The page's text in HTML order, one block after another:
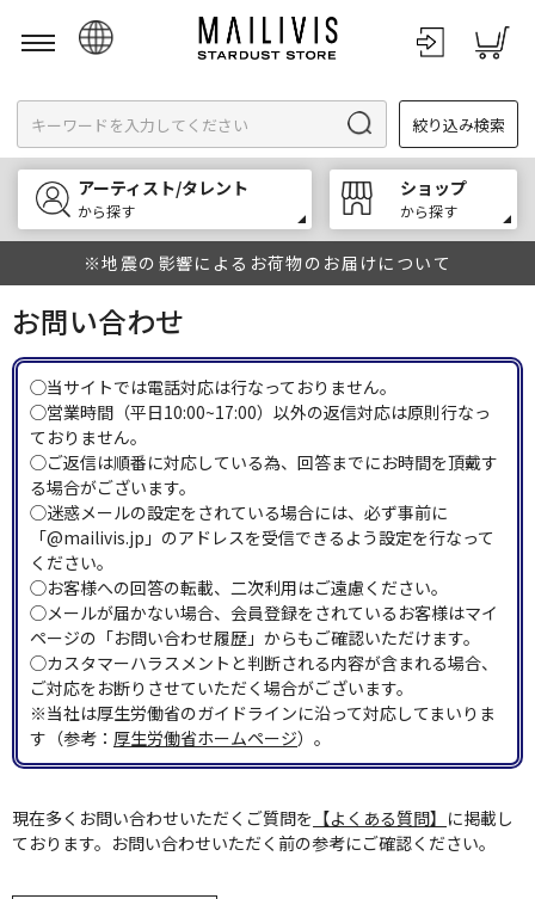
English
한국어
中文
絞り込み検索
アーティスト/タレント
から探す
ショップ
から探す
※地震の影響によるお荷物のお届けについて
お問い合わせ
◯当サイトでは電話対応は行なっておりません。
◯営業時間（平日10:00~17:00）以外の返信対応は原則行なっ
ておりません。
◯ご返信は順番に対応している為、回答までにお時間を頂戴す
る場合がございます。
◯迷惑メールの設定をされている場合には、必ず事前に
「@mailivis.jp」のアドレスを受信できるよう設定を行なって
ください。
◯お客様への回答の転載、二次利用はご遠慮ください。
◯メールが届かない場合、会員登録をされているお客様はマイ
ページの「お問い合わせ履歴」からもご確認いただけます。
◯カスタマーハラスメントと判断される内容が含まれる場合、
ご対応をお断りさせていただく場合がございます。
※当社は厚生労働省のガイドラインに沿って対応してまいりま
す（参考： 厚生労働省ホームページ）。
現在多くお問い合わせいただくご質問を 【よくある質問】 に掲載し
ております。お問い合わせいただく前の参考にご確認ください。